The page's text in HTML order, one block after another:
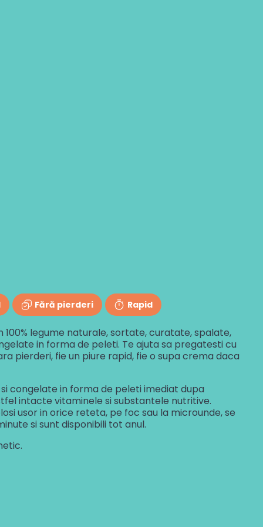
100% legume naturale, sortate, curatate, spalate,
in forma de peleti. Te ajuta sa pregatesti cu
pierderi, fie un piure rapid, fie o supa crema daca
congelate in forma de peleti imediat dupa
intacte vitaminele si substantele nutritive.
usor in orice reteta, pe foc sau la microunde, se
si sunt disponibili tot anul.
Fără pierderi Rapid